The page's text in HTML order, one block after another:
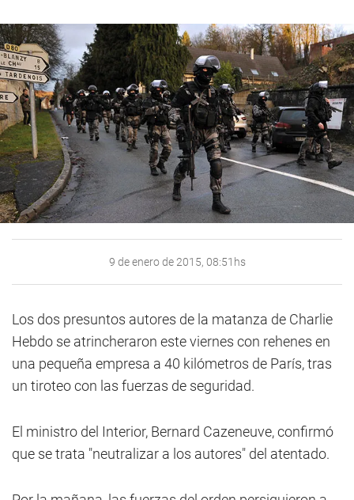
9 de enero de 2015, 08:51hs
Los dos presuntos autores de la matanza de Charlie
Hebdo se atrincheraron este viernes con rehenes en
una pequeña empresa a 40 kilómetros de París, tras
un tiroteo con las fuerzas de seguridad.
El ministro del Interior, Bernard Cazeneuve, confirmó
que se trata "neutralizar a los autores" del atentado.